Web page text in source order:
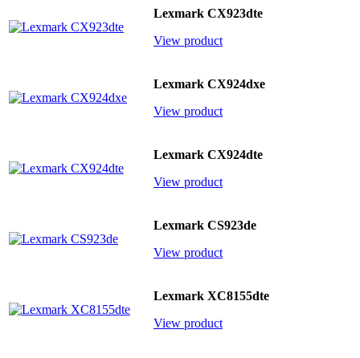
Lexmark CX923dte
View product
Lexmark CX924dxe
View product
Lexmark CX924dte
View product
Lexmark CS923de
View product
Lexmark XC8155dte
View product